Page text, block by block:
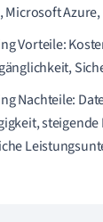
Microsoft
Vorteile:
Nachteile: